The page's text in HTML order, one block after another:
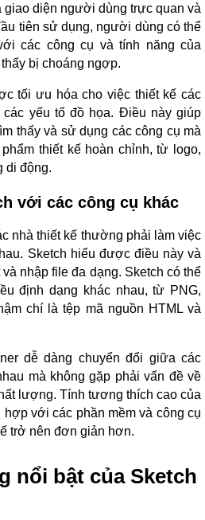
giao diện người dùng trực quan và
tiên sử dụng, người dùng có thể
các công cụ và tính năng của
bị choáng ngợp.
tối ưu hóa cho việc thiết kế các
yếu tố đồ họa. Điều này giúp
thấy và sử dụng các công cụ mà
thiết kế hoàn chỉnh, từ logo,
di động.
với các công cụ khác
nhà thiết kế thường phải làm việc
Sketch hiểu được điều này và
nhập file đa dạng. Sketch có thể
định dạng khác nhau, từ PNG,
chí là tệp mã nguồn HTML và
dễ dàng chuyển đổi giữa các
mà không gặp phải vấn đề về
lượng. Tính tương thích cao của
với các phần mềm và công cụ
trở nên đơn giản hơn.
nổi bật của Sketch